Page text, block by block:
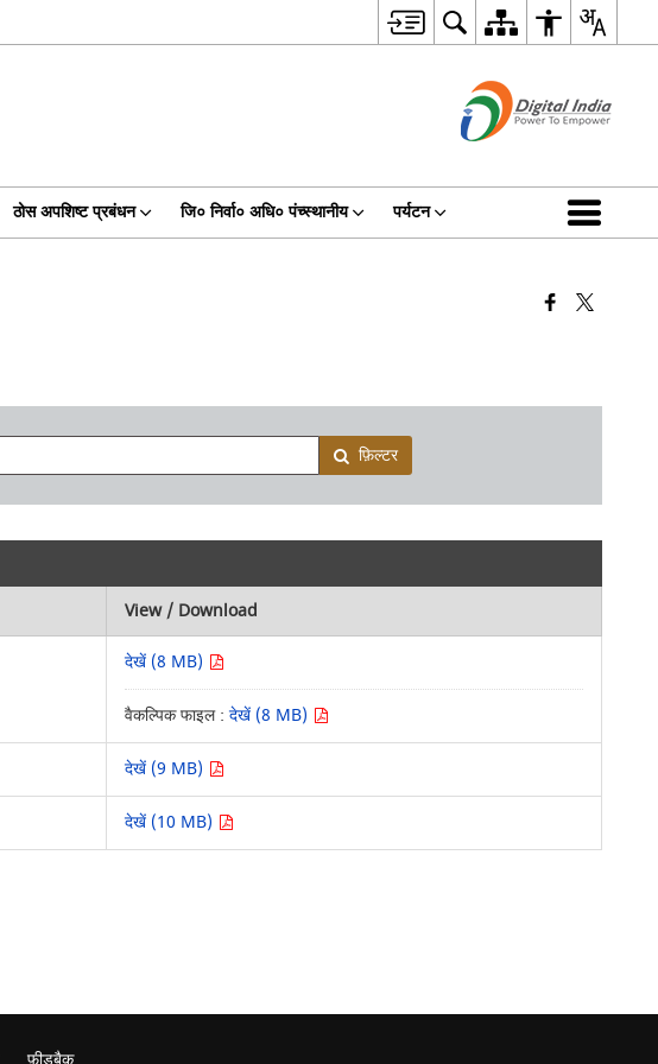
ठोस अपशिष्ट प्रबंधन जि० निर्वा० अधि० पंच्स्थानीय पर्यटन
फ़िल्टर
View / Download
देखें (8 MB)
वैकल्पिक फाइल : देखें (8 MB)
देखें (9 MB)
देखें (10 MB)